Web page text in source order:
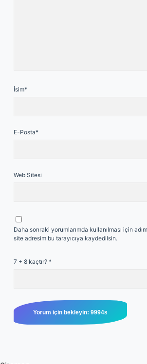
İsim*
E-Posta*
Web Sitesi
Daha sonraki yorumlarımda kullanılması için
site adresim bu tarayıcıya kaydedilsin.
7 + 8 kaçtır? *